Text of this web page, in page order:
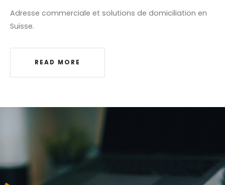
Adresse commerciale et solutions de domiciliation en
Suisse.
READ MORE